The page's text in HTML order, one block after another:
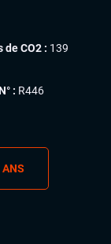
de CO2 : 139
: R446
ANS